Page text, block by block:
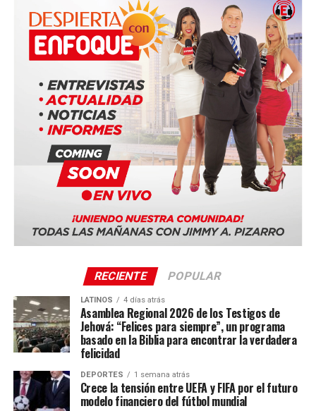
Además del espectáculo de drones, el festival incluyó
exhibiciones aéreas con aeronaves militares y actividades
educativas relacionadas con la innovación y la aviación,
consolidándose como uno de los eventos tecnológicos
más importantes de Europa en 2026.
Tags: #Portugal #Drones #RécordGuinness #Tecnología
#Innovación #AirInvictus #Europa #EnfoqueNow
RECIENTE POPULAR
LATINOS 4 días atrás
Asamblea Regional 2026 de los Testigos de
Jehová: “Felices para siempre”, un programa
basado en la Biblia para encontrar la verdadera
felicidad
DEPORTES 1 semana atrás
Crece la tensión entre UEFA y FIFA por el futuro
modelo financiero del fútbol mundial